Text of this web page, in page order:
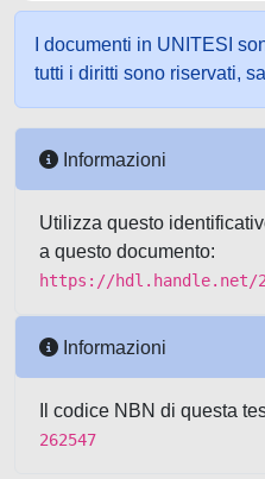
I documenti in UNITESI
tutti i diritti sono riservati,
Informazioni
Utilizza questo
a questo documento:
https://hdl.handle.net/
Informazioni
Il codice NBN di questa
262547